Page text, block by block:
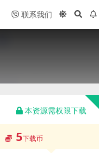
联系我们
本资源需权限下载
5下载币